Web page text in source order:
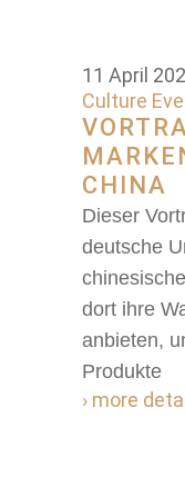
11 April
Culture
CHINA
Dieser
deutsche
dort ihre
anbieten,
Produkte
› more